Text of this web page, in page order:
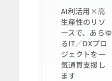
AI利活用×高
生産性のリソ
ースで、あらゆ
るIT／DXプロ
ジェクトを一
気通貫支援し
ます